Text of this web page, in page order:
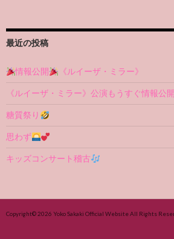
最近の投稿
情報公開 《ルイーザ・ミラー》
《ルイーザ・ミラー》公演もうすぐ情報公開
糖質祭り
思わず
キッズコンサート稽古
Copyright© 2026 Yoko Sakaki Official WebsiteAll Rights